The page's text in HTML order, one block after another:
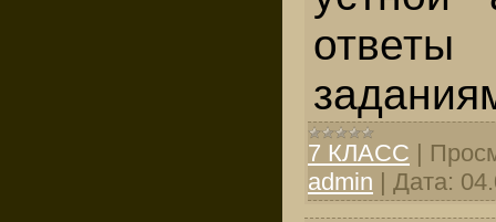
7 КЛАСС |
admin | Дата: